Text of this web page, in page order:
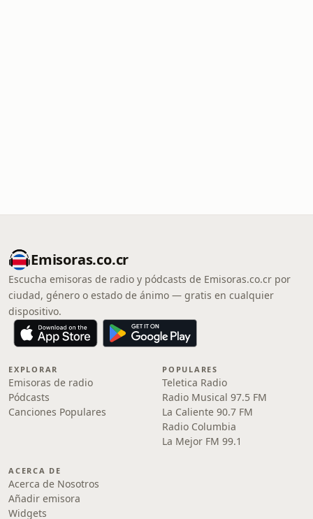
Emisoras.co.cr
Escucha emisoras de radio y pódcasts de Emisoras.co.cr por
ciudad, género o estado de ánimo — gratis en cualquier
dispositivo.
EXPLORAR
Emisoras de radio
Pódcasts
Canciones Populares
POPULARES
Teletica Radio
Radio Musical 97.5 FM
La Caliente 90.7 FM
Radio Columbia
La Mejor FM 99.1
ACERCA DE
Acerca de Nosotros
Añadir emisora
Widgets